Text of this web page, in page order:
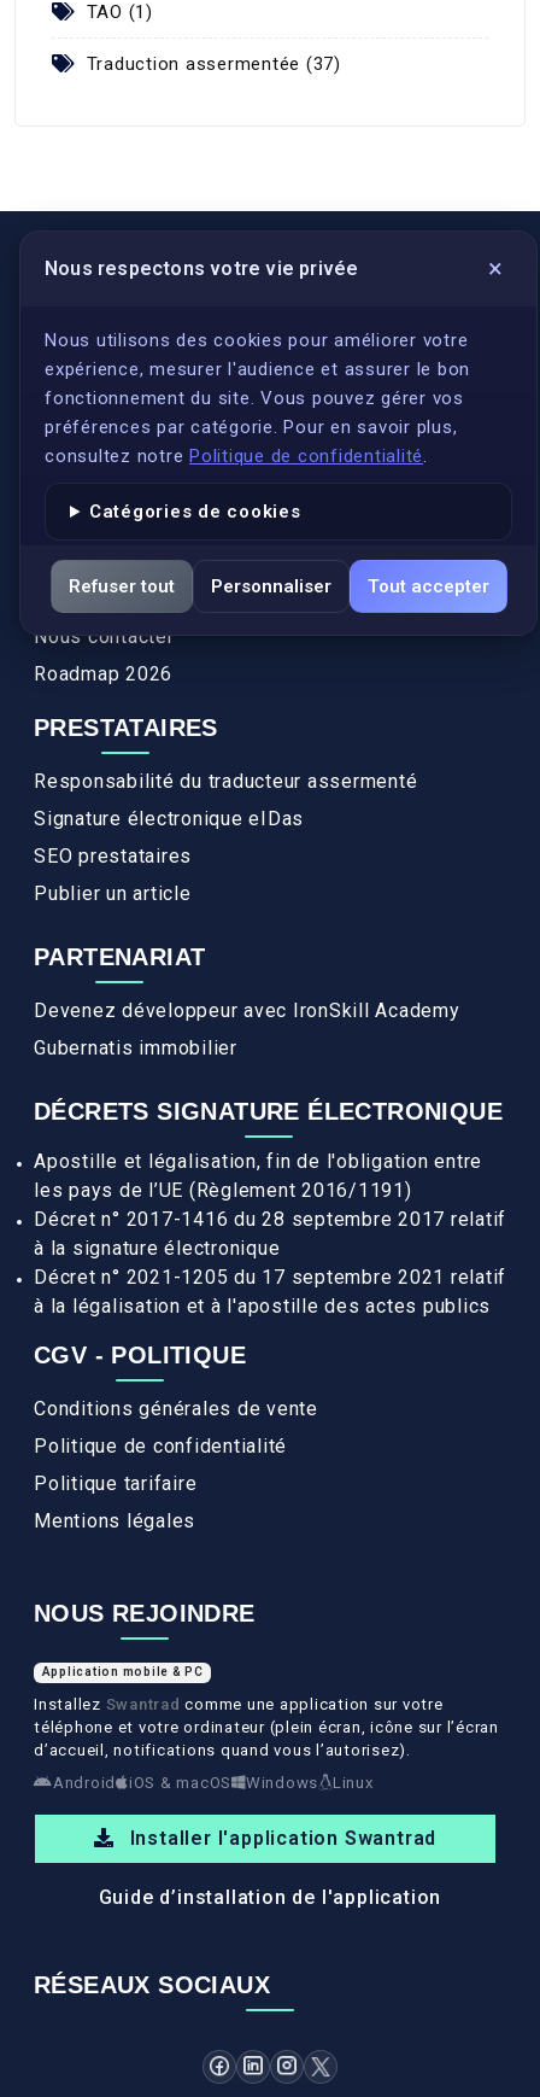
TAO (1)
Traduction assermentée (37)
Nous respectons votre vie privée ×
Nous utilisons des cookies pour améliorer votre
expérience, mesurer l'audience et assurer le bon
fonctionnement du site. Vous pouvez gérer vos
préférences par catégorie. Pour en savoir plus,
consultez notre Politique de confidentialité.
Catégories de cookies
Refuser tout Personnaliser Tout accepter
LIENS UTILES
S'inscrire
Qui sommes-nous ?
Conformité
Annuaires des traducteurs assermentés
Actualités
Services
FAQ
Nous contacter
Roadmap 2026
PRESTATAIRES
Responsabilité du traducteur assermenté
Signature électronique eIDas
SEO prestataires
Publier un article
PARTENARIAT
Devenez développeur avec IronSkill Academy
Gubernatis immobilier
DÉCRETS SIGNATURE ÉLECTRONIQUE
Apostille et légalisation, fin de l'obligation entre
les pays de l’UE (Règlement 2016/1191)
Décret n° 2017-1416 du 28 septembre 2017 relatif
à la signature électronique
Décret n° 2021-1205 du 17 septembre 2021 relatif
à la légalisation et à l'apostille des actes publics
CGV - POLITIQUE
Conditions générales de vente
Politique de confidentialité
Politique tarifaire
Mentions légales
NOUS REJOINDRE
Application mobile & PC
Installez Swantrad comme une application sur votre
téléphone et votre ordinateur (plein écran, icône sur l’écran
d’accueil, notifications quand vous l’autorisez).
Android
iOS & macOS Windows Linux
Installer l'application Swantrad
Guide d’installation de l'application
RÉSEAUX SOCIAUX